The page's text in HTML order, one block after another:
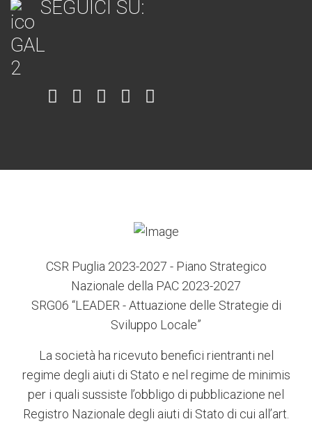
SEGUICI SU:
Item Item Item Item
CSR Puglia 2023-2027 - Piano Strategico
Nazionale della PAC 2023-2027
SRG06 “LEADER - Attuazione delle Strategie di
Sviluppo Locale”
La società ha ricevuto benefici rientranti nel
regime degli aiuti di Stato e nel regime de minimis
per i quali sussiste l’obbligo di pubblicazione nel
Registro Nazionale degli aiuti di Stato di cui all’art.